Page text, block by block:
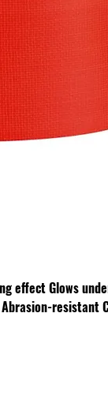
effectGlows
Abrasion-resistant